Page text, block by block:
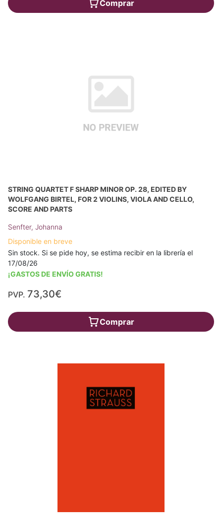
Comprar
STRING QUARTET F SHARP MINOR OP. 28, EDITED BY
WOLFGANG BIRTEL, FOR 2 VIOLINS, VIOLA AND CELLO,
SCORE AND PARTS
Senfter, Johanna
Disponible en breve
Sin stock. Si se pide hoy, se estima recibir en la librería el
17/08/26
¡GASTOS DE ENVÍO GRATIS!
PVP. 73,30€
Comprar